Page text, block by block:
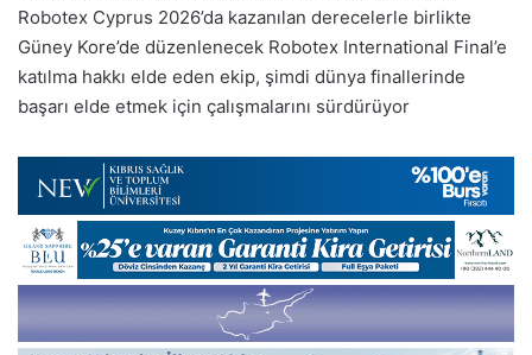
Robotex Cyprus 2026’da kazanılan derecelerle birlikte
Güney Kore’de düzenlenecek Robotex International Final’e
katılma hakkı elde eden ekip, şimdi dünya finallerinde
başarı elde etmek için çalışmalarını sürdürüyor